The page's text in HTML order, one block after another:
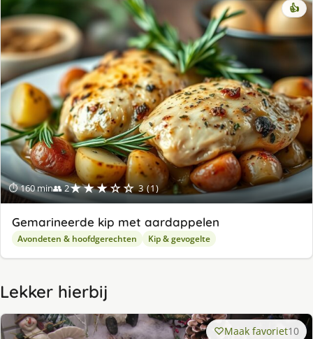
⏱ 160 min👥 2★★★☆☆ 3 (1)
👍
Gemarineerde kip met aardappelen
Avondeten & hoofdgerechten Kip & gevogelte
Lekker hierbij
Maak favoriet10